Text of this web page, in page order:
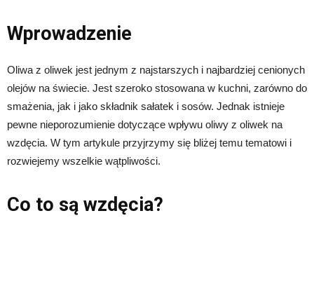
Wprowadzenie
Oliwa z oliwek jest jednym z najstarszych i najbardziej cenionych
olejów na świecie. Jest szeroko stosowana w kuchni, zarówno do
smażenia, jak i jako składnik sałatek i sosów. Jednak istnieje
pewne nieporozumienie dotyczące wpływu oliwy z oliwek na
wzdęcia. W tym artykule przyjrzymy się bliżej temu tematowi i
rozwiejemy wszelkie wątpliwości.
Co to są wzdęcia?